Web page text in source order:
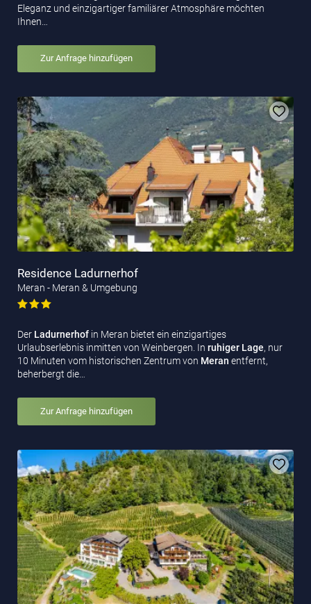
Eleganz und einzigartiger familiärer Atmosphäre möchten
Ihnen…
Zur Anfrage hinzufügen
Residence Ladurnerhof
Meran - Meran & Umgebung
Der Ladurnerhof in Meran bietet ein einzigartiges
Urlaubserlebnis inmitten von Weinbergen. In ruhiger Lage, nur
10 Minuten vom historischen Zentrum von Meran entfernt,
beherbergt die…
Zur Anfrage hinzufügen